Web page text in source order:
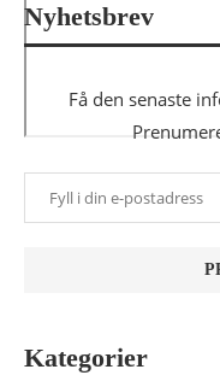
Nyhetsbrev
Få den senaste
Kategorier